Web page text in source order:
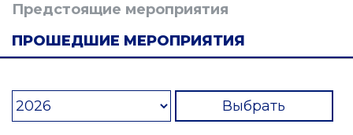
Предстоящие мероприятия
ПРОШЕДШИЕ МЕРОПРИЯТИЯ
Выбрать